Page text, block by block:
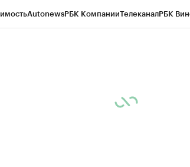
AutonewsРБК КомпанииТелеканалРБК